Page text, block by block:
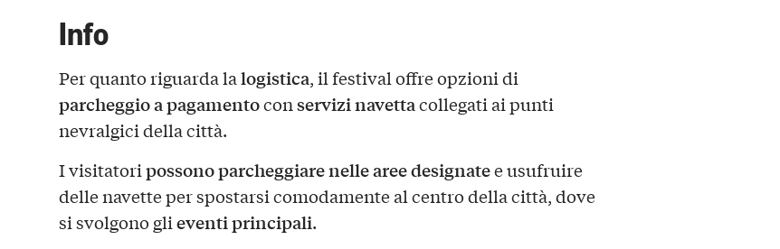
Info
Per quanto riguarda lalogistica, il festival offre opzioni di
parcheggio a pagamentoconservizi navettacollegati ai punti
nevralgici della città.
I visitatoripossono parcheggiare nelle aree designatee usufruire
delle navette per spostarsi comodamente al centro della città, dove
si svolgono glieventi principali.